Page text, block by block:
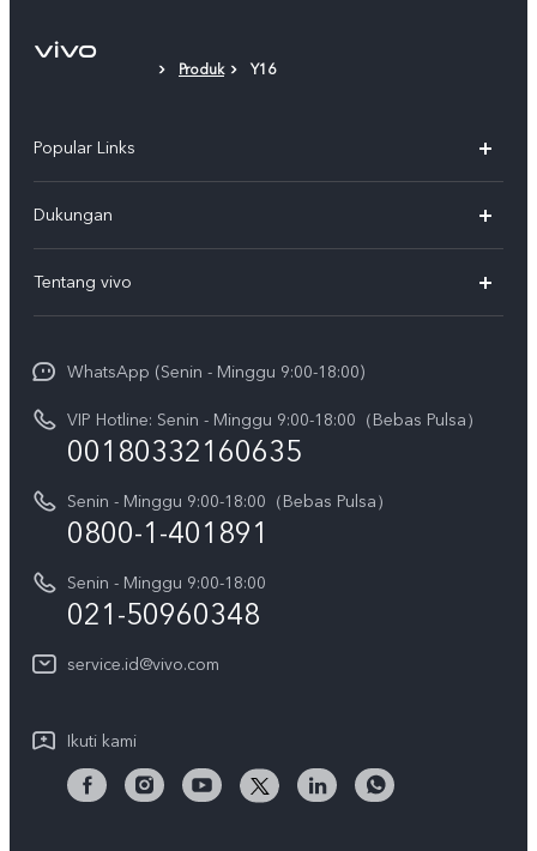
Produk Y16
Popular Links
T5
T5 Pro
V70 FE
Y05
X300 Pro
Gerai Terdekat
Dukungan
Service Center
Funtouch OS
Pembaruan Sistem
Harga Spare Part
Otentikasi IMEI
Kebijakan Garansi vivo
Layanan Perbaikan Antar Jemput
Unduh LUT untuk Memulihkan Log
Tentang vivo
Sejarah
Berita
Pemberitahuan Hukum
Tentang Kami
Pusat Privasi vivo
WhatsApp (Senin - Minggu 9:00-18:00)
VIP Hotline: Senin - Minggu 9:00-18:00（Bebas Pulsa）
00180332160635
Senin - Minggu 9:00-18:00（Bebas Pulsa）
0800-1-401891
Senin - Minggu 9:00-18:00
021-50960348
service.id@vivo.com
Ikuti kami